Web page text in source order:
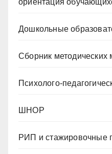
ориентация
Дошкольные
Сборник методических
Психолого-
ШНОР
РИП и стажировочные